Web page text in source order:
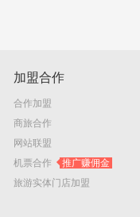
加盟合作
合作加盟
商旅合作
网站联盟
机票合作
推广赚佣金
旅游实体门店加盟